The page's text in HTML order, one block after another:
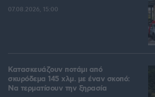
07.08.2026, 15:00
Κατασκευάζουν ποτάμι από
σκυρόδεμα 145 χλμ. με έναν σκοπό:
Να τερματίσουν την ξηρασία